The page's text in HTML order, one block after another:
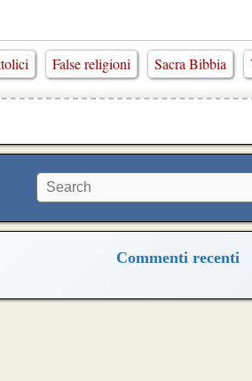
False religioni Sacra Bibbia
Commenti recenti